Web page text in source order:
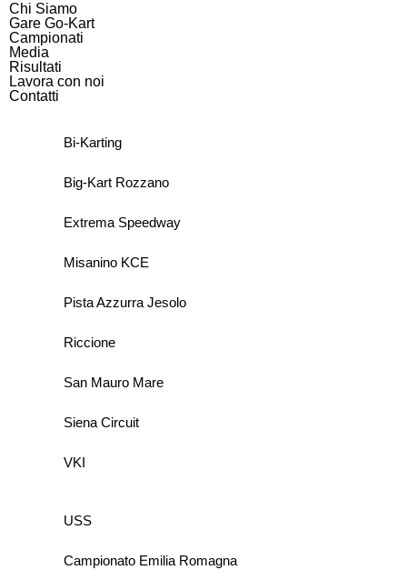
Chi Siamo
Gare Go-Kart
Campionati
Media
Risultati
Lavora con noi
Contatti
Bi-Karting
Big-Kart Rozzano
Extrema Speedway
Misanino KCE
Pista Azzurra Jesolo
Riccione
San Mauro Mare
Siena Circuit
VKI
USS
Campionato Emilia Romagna